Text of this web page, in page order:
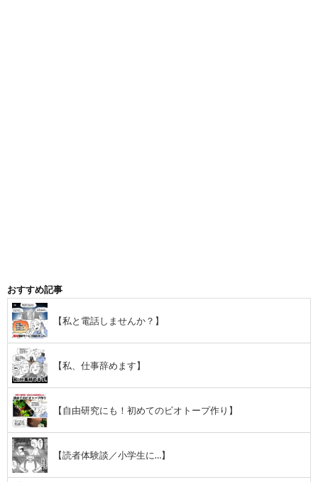
おすすめ記事
【私と電話しませんか？】
【私、仕事辞めます】
【自由研究にも！初めてのビオトープ作り】
【読者体験談／小学生に…】